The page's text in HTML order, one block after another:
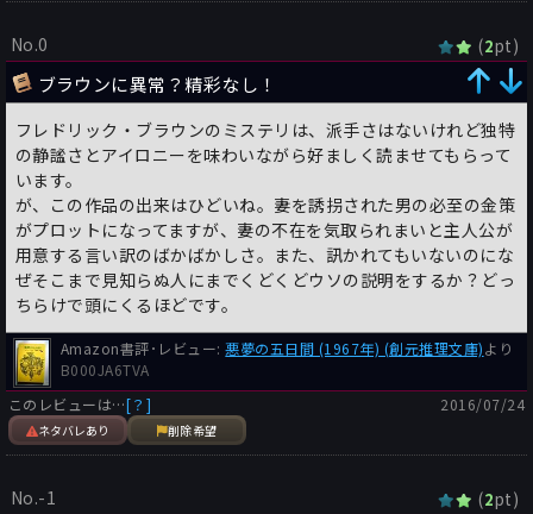
No.0 (2pt)
ブラウンに異常？精彩なし！
フレドリック・ブラウンのミステリは、派手さはないけれど独特
の静謐さとアイロニーを味わいながら好ましく読ませてもらって
います。
が、この作品の出来はひどいね。妻を誘拐された男の必至の金策
がプロットになってますが、妻の不在を気取られまいと主人公が
用意する言い訳のばかばかしさ。また、訊かれてもいないのにな
ぜそこまで見知らぬ人にまでくどくどウソの説明をするか？どっ
ちらけで頭にくるほどです。
Amazon書評･レビュー:悪夢の五日間 (1967年) (創元推理文庫)より
B000JA6TVA
このレビューは…[？]
ネタバレあり 削除希望
2016/07/24
No.-1 (2pt)